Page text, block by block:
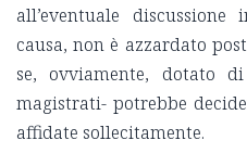
all’eventuale
causa, non è azzardato
se, ovviamente, dotato
magistrati- potrebbe
affidate sollecitamente.